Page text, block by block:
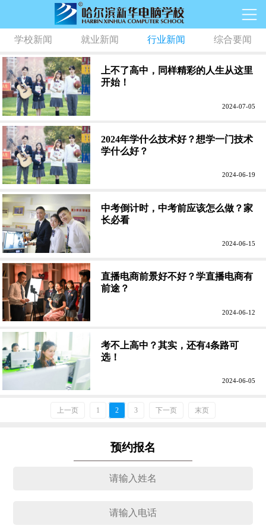
学校新闻 就业新闻 行业新闻 综合要闻
上不了高中，同样精彩的人生从这里
开始！
2024-07-05
2024年学什么技术好？想学一门技术
学什么好？
2024-06-19
中考倒计时，中考前应该怎么做？家
长必看
2024-06-15
直播电商前景好不好？学直播电商有
前途？
2024-06-12
考不上高中？其实，还有4条路可
选！
2024-06-05
上一页 1 2 3 下一页 末页
预约报名